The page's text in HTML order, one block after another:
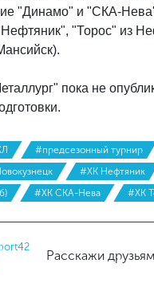
"Динамо" и "СКА-
"Торос" из
пока не
#предсезонный турнир
#ХК Нефтяник
#ХК СКА-Нева #ХК
Расскажи